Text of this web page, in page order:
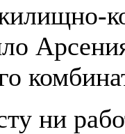
ни